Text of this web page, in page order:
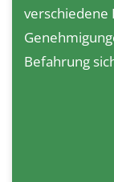
verschiedene
Befahrung